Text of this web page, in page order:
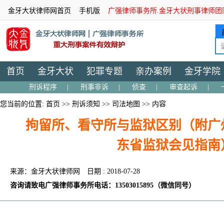
金牙大状律师网首页 手机版 广强律师事务所.金牙大状刑事律师
首页 金牙大状 犯罪专题 亲办案例 金牙学院
刑诉程序 刑事非诉 侦查 审查起诉
您当前的位置: 首页 >> 刑诉须知 >> 司法地图 >> 内容
拘留所、看守所与监狱区别（附
东省监狱会见指南
来源：金牙大状律师网
日期 : 2018-07-28
咨询请致电广强律师事务所电话：13503015895（微信同号）